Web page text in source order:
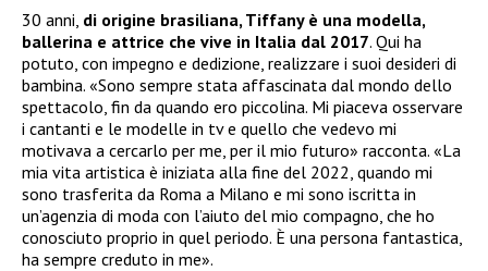
30 anni, di origine brasiliana, Tiffany è una modella,
ballerina e attrice che vive in Italia dal 2017. Qui ha
potuto, con impegno e dedizione, realizzare i suoi desideri di
bambina. «Sono sempre stata affascinata dal mondo dello
spettacolo, fin da quando ero piccolina. Mi piaceva osservare
i cantanti e le modelle in tv e quello che vedevo mi
motivava a cercarlo per me, per il mio futuro» racconta. «La
mia vita artistica è iniziata alla fine del 2022, quando mi
sono trasferita da Roma a Milano e mi sono iscritta in
un’agenzia di moda con l’aiuto del mio compagno, che ho
conosciuto proprio in quel periodo. È una persona fantastica,
ha sempre creduto in me».